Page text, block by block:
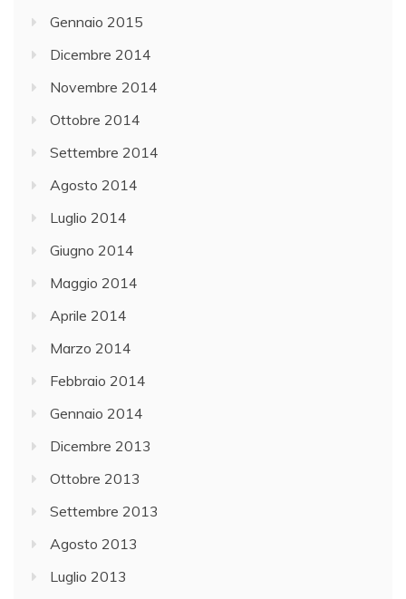
Gennaio 2015
Dicembre 2014
Novembre 2014
Ottobre 2014
Settembre 2014
Agosto 2014
Luglio 2014
Giugno 2014
Maggio 2014
Aprile 2014
Marzo 2014
Febbraio 2014
Gennaio 2014
Dicembre 2013
Ottobre 2013
Settembre 2013
Agosto 2013
Luglio 2013